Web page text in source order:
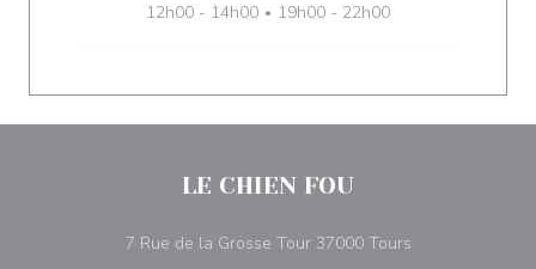
12h00 - 14h00 • 19h00 - 22h00
LE CHIEN FOU
7 Rue de la Grosse Tour 37000 Tours((ouvre une